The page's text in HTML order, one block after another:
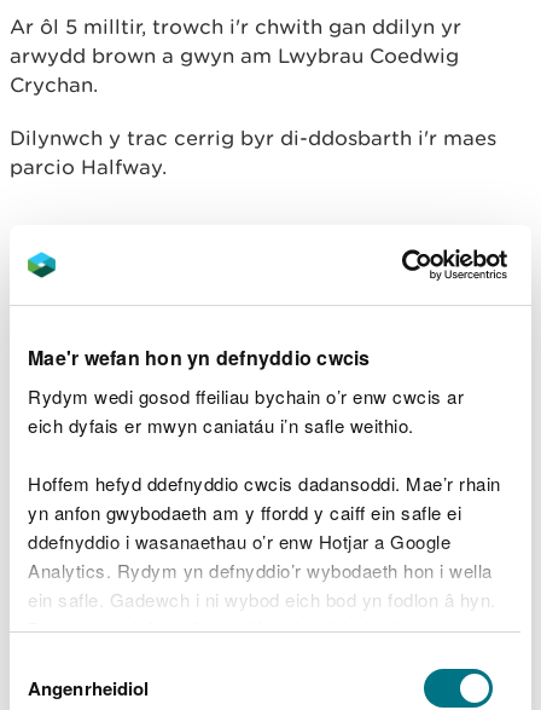
Mae'r wefan hon yn defnyddio cwcis
Rydym wedi gosod ffeiliau bychain o’r enw cwcis ar
eich dyfais er mwyn caniatáu i’n safle weithio.
Hoffem hefyd ddefnyddio cwcis dadansoddi. Mae’r rhain
yn anfon gwybodaeth am y ffordd y caiff ein safle ei
ddefnyddio i wasanaethau o’r enw Hotjar a Google
Analytics. Rydym yn defnyddio’r wybodaeth hon i wella
ein safle. Gadewch i ni wybod eich bod yn fodlon â hyn.
Byddwn yn defnyddio cwci i gadw eich dewis.
Gellirdarllen mwy am ein cwcis cyn i chi ddewis.
Caniatâd
Angenrheidiol
Ar ôl 5 milltir, trowch i'r chwith gan ddilyn yr
arwydd brown a gwyn am Lwybrau Coedwig
Crychan.
Dilynwch y trac cerrig byr di-ddosbarth i'r maes
parcio Halfway.
Y cyfeirnod grid Arolwg Ordnans ar gyfer y maes
parcio yw SN 835 330 (Explorer Map 187 neu OL
12).
chi yn uniongyrchol i’r fynedfa.